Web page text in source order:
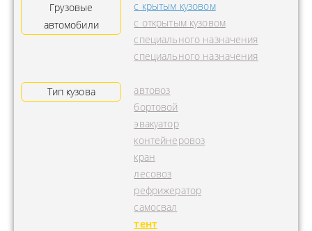
Грузовые
автомобили
с крытым кузовом
с открытым кузовом
специального назначения
специального назначения
Тип кузова
автовоз
бортовой
эвакуатор
контейнеровоз
кран
лесовоз
рефрижератор
самосвал
тент